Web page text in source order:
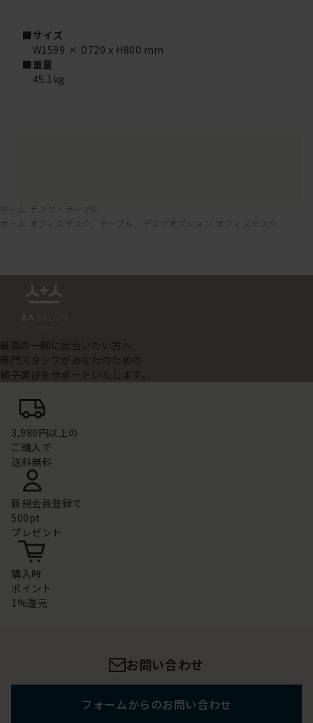
■サイズ
W1599 × D720 x H800 mm
■重量
45.1kg
ホーム デスク・テーブル
ホーム
オフィスデスク、テーブル、デスクオプション オフィスデスク
最高の一脚に出会いたい方へ
専門スタッフがあなたのための
椅子選びをサポートいたします。
3,980円以上の
ご購入で
送料無料
新規会員登録で
500pt
プレゼント
購入時
ポイント
1%還元
お問い合わせ
フォームからのお問い合わせ